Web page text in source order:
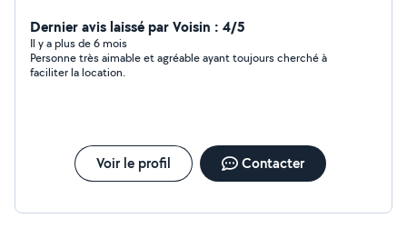
renseignements. Solange
Dernier avis laissé par Voisin : 4/5
Il y a plus de 6 mois
Personne très aimable et agréable ayant toujours cherché à
faciliter la location.
Voir le profil Contacter